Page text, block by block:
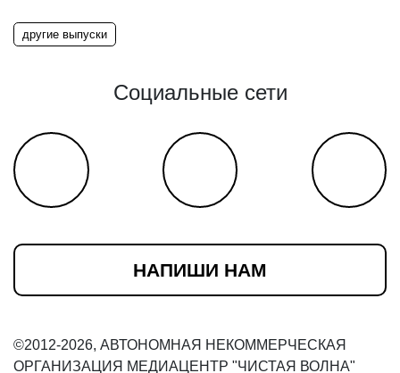
другие выпуски
Социальные сети
НАПИШИ НАМ
©2012-2026, АВТОНОМНАЯ НЕКОММЕРЧЕСКАЯ
ОРГАНИЗАЦИЯ МЕДИАЦЕНТР "ЧИСТАЯ ВОЛНА"